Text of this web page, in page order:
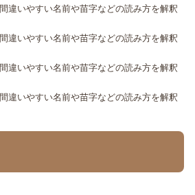
違いやすい名前や苗字などの読み方を解釈
違いやすい名前や苗字などの読み方を解釈
違いやすい名前や苗字などの読み方を解釈
違いやすい名前や苗字などの読み方を解釈